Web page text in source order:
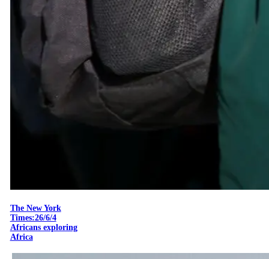
The New York
Times:26/6/4
Africans exploring
Africa